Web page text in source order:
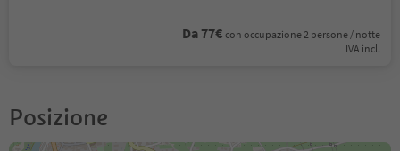
Da 77€ con occupazione 2 persone / notte
IVA incl.
Posizione